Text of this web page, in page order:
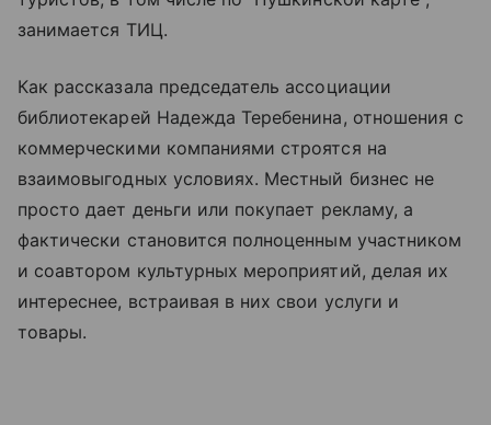
занимается ТИЦ.
Как рассказала председатель ассоциации
библиотекарей Надежда Теребенина, отношения с
коммерческими компаниями строятся на
взаимовыгодных условиях. Местный бизнес не
просто дает деньги или покупает рекламу, а
фактически становится полноценным участником
и соавтором культурных мероприятий, делая их
интереснее, встраивая в них свои услуги и
товары.